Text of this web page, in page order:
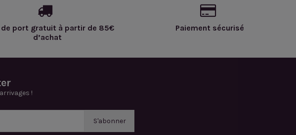
de port gratuit à partir de 85€
d’achat
Paiement sécurisé
!